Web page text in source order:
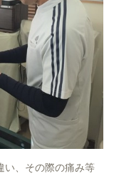
い、その際の痛み等